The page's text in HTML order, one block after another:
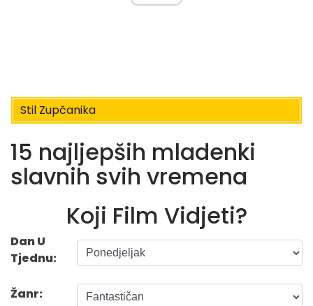
Stil Zupčanika
15 najljepših mladenki
slavnih svih vremena
Koji Film Vidjeti?
Dan U
Tjednu:
Žanr: